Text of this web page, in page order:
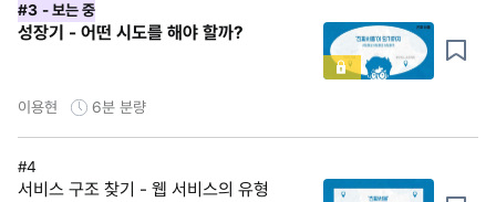
#3 - 보는 중
성장기 - 어떤 시도를 해야 할까?
이용현 6분 분량
#4
서비스 구조 찾기 - 웹 서비스의 유형